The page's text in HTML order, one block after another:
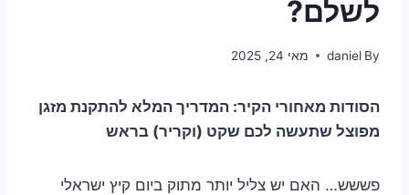
לשלם?
By
daniel מאי 24, 2025
הסודות מאחורי הקיר: המדריך המלא להתקנת מזגן
מפוצל שתעשה לכם שקט (וקריר) בראש
פששש… האם יש צליל יותר מתוק ביום קיץ ישראלי